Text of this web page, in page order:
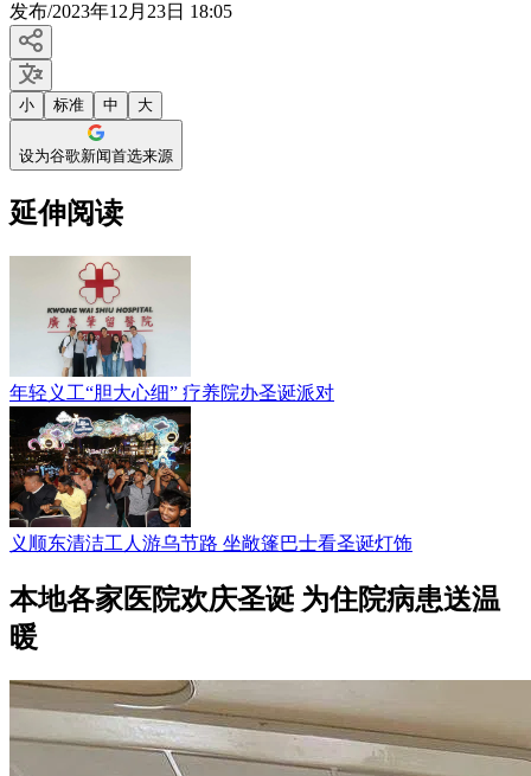
发布/2023年12月23日 18:05
小 标准 中 大
设为谷歌新闻首选来源
延伸阅读
年轻义工“胆大心细” 疗养院办圣诞派对
义顺东清洁工人游乌节路 坐敞篷巴士看圣诞灯饰
本地各家医院欢庆圣诞 为住院病患送温
暖